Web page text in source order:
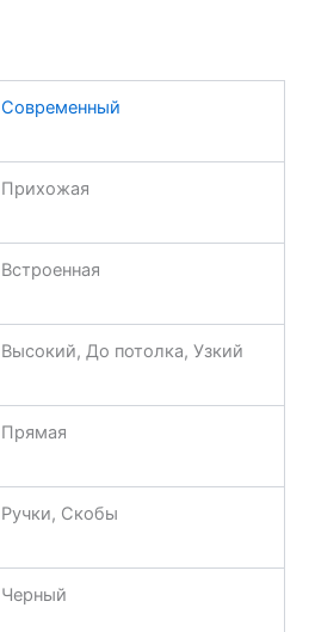
Современный
Прихожая
Встроенная
Высокий, До потолка, Узкий
Прямая
Ручки, Скобы
Черный